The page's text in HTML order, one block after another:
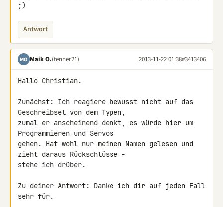
;)
Antwort
MO Maik O.(tenner21) 2013-11-22 01:38#3413406
Hallo Christian.
Zunächst: Ich reagiere bewusst nicht auf das
Geschreibsel von dem Typen,
zumal er anscheinend denkt, es würde hier um
Programmieren und Servos
gehen. Hat wohl nur meinen Namen gelesen und
zieht daraus Rückschlüsse -
stehe ich drüber.
Zu deiner Antwort: Danke ich dir auf jeden Fall
sehr für.